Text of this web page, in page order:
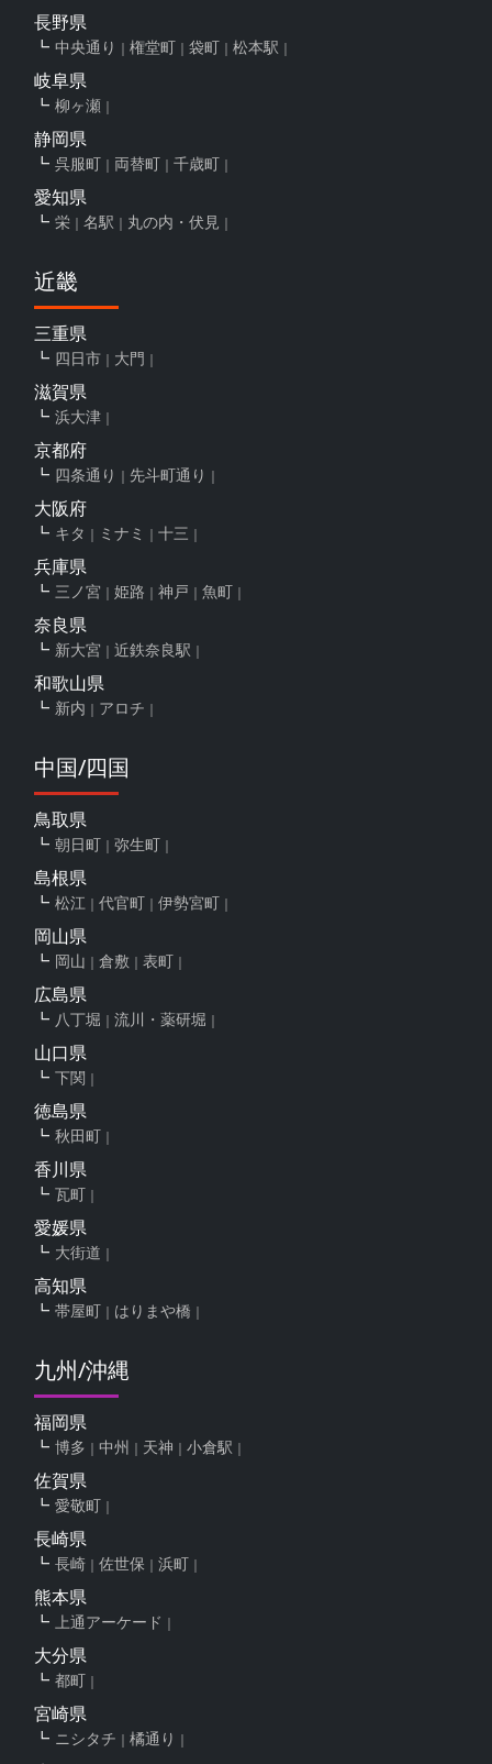
長野県
中央通り 権堂町 袋町 松本駅
岐阜県
柳ヶ瀬
静岡県
呉服町 両替町 千歳町
愛知県
栄 名駅 丸の内・伏見
近畿
三重県
四日市 大門
滋賀県
浜大津
京都府
四条通り 先斗町通り
大阪府
キタ ミナミ 十三
兵庫県
三ノ宮 姫路 神戸 魚町
奈良県
新大宮 近鉄奈良駅
和歌山県
新内 アロチ
中国/四国
鳥取県
朝日町 弥生町
島根県
松江 代官町 伊勢宮町
岡山県
岡山 倉敷 表町
広島県
八丁堀 流川・薬研堀
山口県
下関
徳島県
秋田町
香川県
瓦町
愛媛県
大街道
高知県
帯屋町 はりまや橋
九州/沖縄
福岡県
博多 中州 天神 小倉駅
佐賀県
愛敬町
長崎県
長崎 佐世保 浜町
熊本県
上通アーケード
大分県
都町
宮崎県
ニシタチ 橘通り